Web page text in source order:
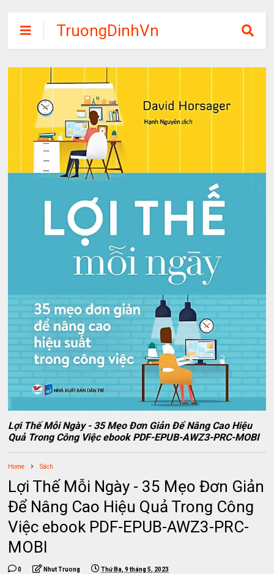
TruongDinhVn
Chia sẽ ebook,
các khóa học,
phần mềm học
tập miễn phí
Lợi Thế Mỗi Ngày - 35 Mẹo Đơn Giản Để Nâng Cao Hiệu
Quả Trong Công Việc ebook PDF-EPUB-AWZ3-PRC-MOBI
Home Sách
Lợi Thế Mỗi Ngày - 35 Mẹo Đơn Giản
Để Nâng Cao Hiệu Quả Trong Công
Việc ebook PDF-EPUB-AWZ3-PRC-
MOBI
0 Nhut Truong Thứ Ba, 9 tháng 5, 2023